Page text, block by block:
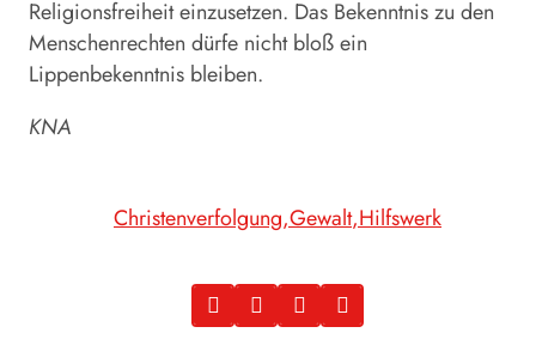
Religionsfreiheit einzusetzen. Das Bekenntnis zu den
Menschenrechten dürfe nicht bloß ein
Lippenbekenntnis bleiben.
KNA
Christenverfolgung Gewalt Hilfswerk